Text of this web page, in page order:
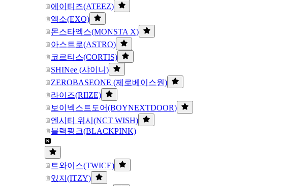
에이티즈(ATEEZ)
엑소(EXO)
몬스타엑스(MONSTA X)
아스트로(ASTRO)
코르티스(CORTIS)
SHINee (샤이니)
ZEROBASEONE (제로베이스원)
라이즈(RIIZE)
보이넥스트도어(BOYNEXTDOOR)
엔시티 위시(NCT WISH)
블랙핑크(BLACKPINK)
트와이스(TWICE)
있지(ITZY)